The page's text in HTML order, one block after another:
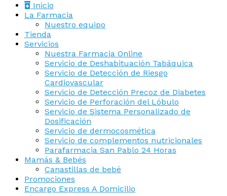
Inicio
La Farmacia
Nuestro equipo
Tienda
Servicios
Nuestra Farmacia Online
Servicio de Deshabituación Tabáquica
Servicio de Detección de Riesgo
Cardiovascular
Servicio de Detección Precoz de Diabetes
Servicio de Perforación del Lóbulo
Servicio de Sistema Personalizado de
Dosificación
Servicio de dermocosmética
Servicio de complementos nutricionales
Parafarmacia San Pablo 24 Horas
Mamás & Bebés
Canastillas de bebé
Promociones
Encargo Express A Domicilio